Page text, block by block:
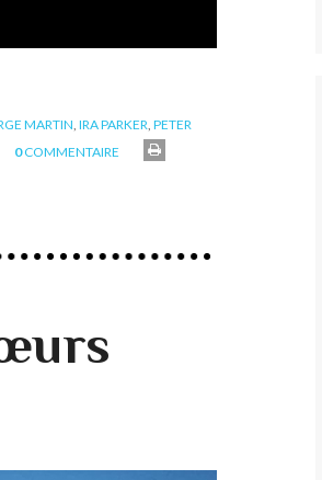
MARTIN, IRA PARKER, PETER
0 COMMENTAIRE